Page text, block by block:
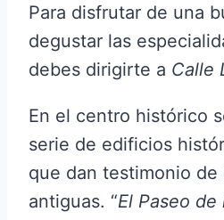
Para disfrutar de una
degustar las
debes dirigirte a Calle
En el centro histórico
serie de edificios
que dan testimonio
antiguas. “El Paseo de